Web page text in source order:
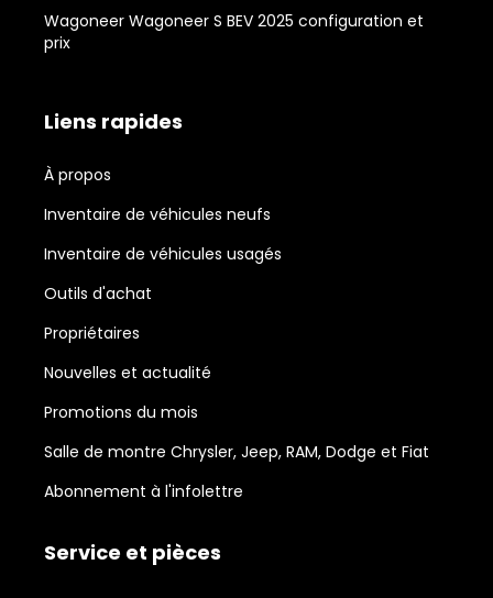
Wagoneer Wagoneer S BEV 2025 configuration et
prix
Liens rapides
À propos
Inventaire de véhicules neufs
Inventaire de véhicules usagés
Outils d'achat
Propriétaires
Nouvelles et actualité
Promotions du mois
Salle de montre Chrysler, Jeep, RAM, Dodge et Fiat
Abonnement à l'infolettre
Service et pièces